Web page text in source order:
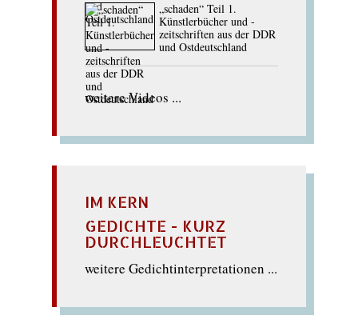
„schaden“ Teil 1.
Künstlerbücher und -
zeitschriften aus der DDR
und Ostdeutschland
weitere Videos ...
IM KERN
GEDICHTE - KURZ
DURCHLEUCHTET
weitere Gedichtinterpretationen ...